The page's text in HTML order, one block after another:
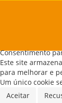
Consentimento
Este site
para melhorar e
Um único cookie
Aceitar